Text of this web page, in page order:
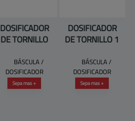
DOSIFICADOR
DE TORNILLO
BÁSCULA /
DOSIFICADOR
Sepa mas +
DOSIFICADOR
DE TORNILLO 1
BÁSCULA /
DOSIFICADOR
Sepa mas +